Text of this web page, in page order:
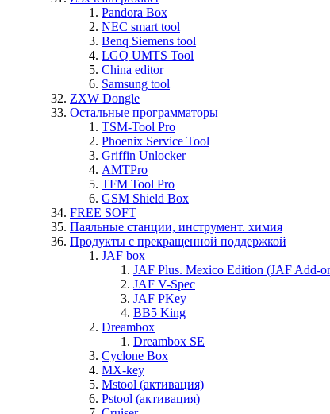
Pandora Box
NEC smart tool
Benq Siemens tool
LGQ UMTS Tool
China editor
Samsung tool
ZXW Dongle
Остальные программаторы
TSM-Tool Pro
Phoenix Service Tool
Griffin Unlocker
AMTPro
TFM Tool Pro
GSM Shield Box
FREE SOFT
Паяльные станции, инструмент. химия
Продукты с прекращенной поддержкой
JAF box
JAF Plus. Mexico Edition (JAF Add-
JAF V-Spec
JAF PKey
BB5 King
Dreambox
Dreambox SE
Cyclone Box
MX-key
Mstool (активация)
Pstool (активация)